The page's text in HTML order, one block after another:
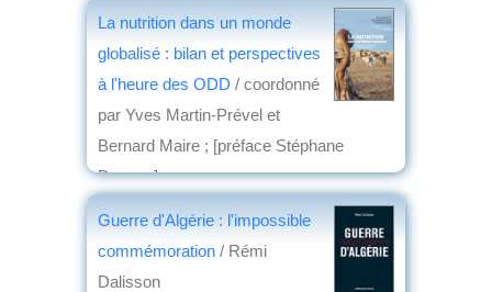
La nutrition dans un monde
globalisé : bilan et perspectives
à l'heure des ODD / coordonné
par Yves Martin-Prével et
Bernard Maire ; [préface Stéphane
Devaux]
Guerre d'Algérie : l'impossible
commémoration / Rémi
Dalisson